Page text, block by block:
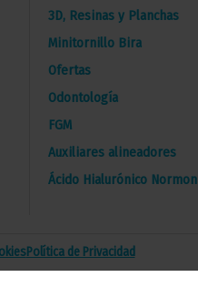
3D, Resinas y Planchas
Minitornillo Bira
Ofertas
Odontología
FGM
Auxiliares alineadores
Ácido Hialurónico Normon
Política de Privacidad